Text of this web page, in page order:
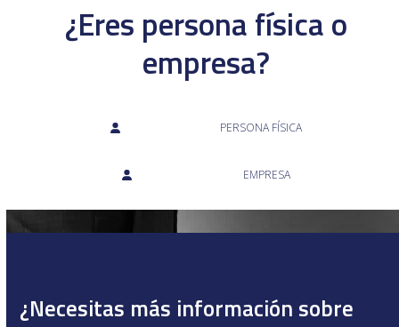
¿Eres persona física o
empresa?
PERSONA FÍSICA
EMPRESA
¿Necesitas más información sobre